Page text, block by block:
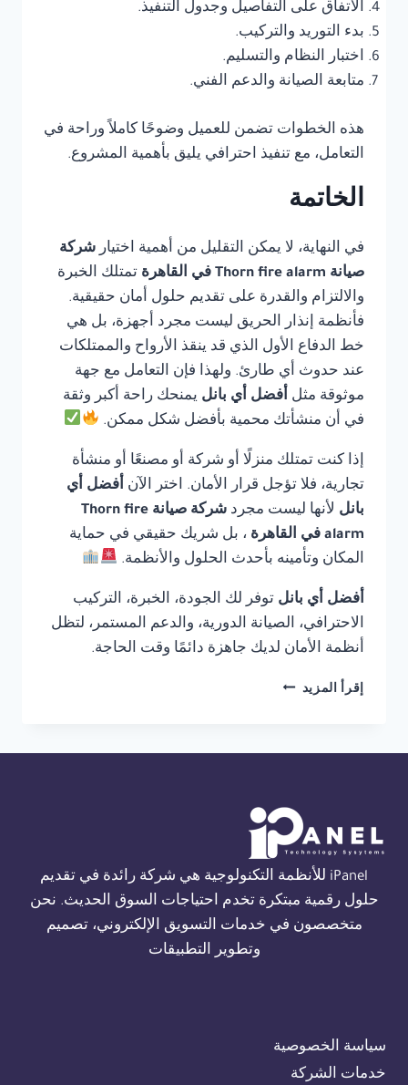
الاتفاق على التفاصيل وجدول التنفيذ.
بدء التوريد والتركيب.
اختبار النظام والتسليم.
متابعة الصيانة والدعم الفني.
هذه الخطوات تضمن للعميل وضوحًا كاملاً وراحة في
التعامل، مع تنفيذ احترافي يليق بأهمية المشروع.
الخاتمة
في النهاية، لا يمكن التقليل من أهمية اختيار شركة
صيانة Thorn fire alarm في القاهرة
تمتلك الخبرة
والالتزام والقدرة على تقديم حلول أمان حقيقية.
فأنظمة إنذار الحريق ليست مجرد أجهزة، بل هي
خط الدفاع الأول الذي قد ينقذ الأرواح والممتلكات
عند حدوث أي طارئ. ولهذا فإن التعامل مع جهة
موثوقة مثل أفضل أي بانل يمنحك راحة أكبر وثقة
في أن منشأتك محمية بأفضل شكل ممكن.
إذا كنت تمتلك منزلًا أو شركة أو مصنعًا أو منشأة
تجارية، فلا تؤجل قرار الأمان. اختر الآن أفضل أي
بانل لأنها ليست مجرد
شركة صيانة Thorn fire
alarm في القاهرة
، بل شريك حقيقي في حماية
المكان وتأمينه بأحدث الحلول والأنظمة.
أفضل أي بانل توفر لك الجودة، الخبرة، التركيب
الاحترافي، الصيانة الدورية، والدعم المستمر، لتظل
أنظمة الأمان لديك جاهزة دائمًا وقت الحاجة.
إقرأ المزيد شركة
01554305486
iPanel للأنظمة التكنولوجية هي شركة رائدة في تقديم
حلول رقمية مبتكرة تخدم احتياجات السوق الحديث. نحن
متخصصون في خدمات التسويق الإلكتروني، تصميم
وتطوير التطبيقات
سياسة الخصوصية
خدمات الشركة